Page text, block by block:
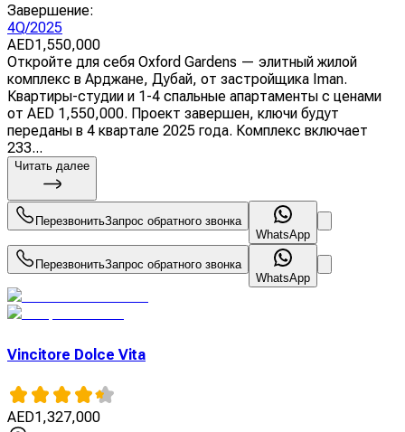
Завершение:
4Q/2025
AED1,550,000
Откройте для себя Oxford Gardens — элитный жилой
комплекс в Арджане, Дубай, от застройщика Iman.
Квартиры-студии и 1-4 спальные апартаменты с ценами
от AED 1,550,000. Проект завершен, ключи будут
переданы в 4 квартале 2025 года. Комплекс включает
233...
Читать далее
ПерезвонитьЗапрос обратного звонка
WhatsApp
ПерезвонитьЗапрос обратного звонка
WhatsApp
Vincitore Dolce Vita
AED1,327,000